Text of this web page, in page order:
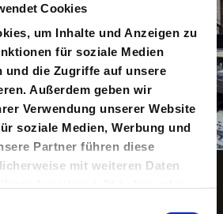
Cookies
um Inhalte und Anzeigen zu
für soziale Medien
und die Zugriffe auf unsere
Außerdem geben wir
Verwendung unserer Website
soziale Medien, Werbung und
Partner führen diese
mit weiteren Daten